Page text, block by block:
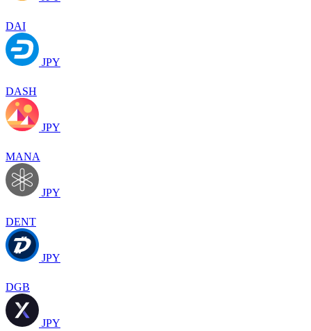
DAI
JPY
DASH
JPY
MANA
JPY
DENT
JPY
DGB
JPY